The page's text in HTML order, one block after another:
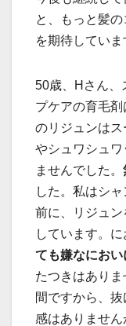
と、もっと髪
を期待していま
50歳、Hさん、
プケアの育毛
のリジュンは
やシュワシュワ
ませんでした。
した。私はシ
前に、リジュ
しています。に
ても嫌なにおい
たつきはあり
間ですから、
感はありませ